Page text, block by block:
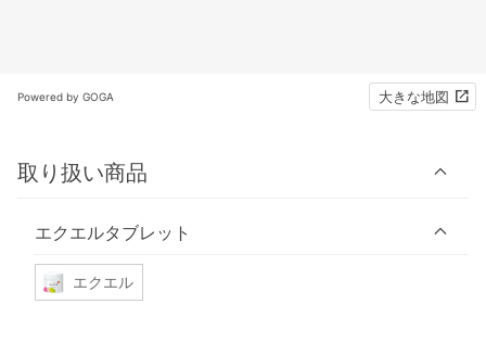
Powered by GOGA 大きな地図
取り扱い商品
エクエルタブレット
エクエル